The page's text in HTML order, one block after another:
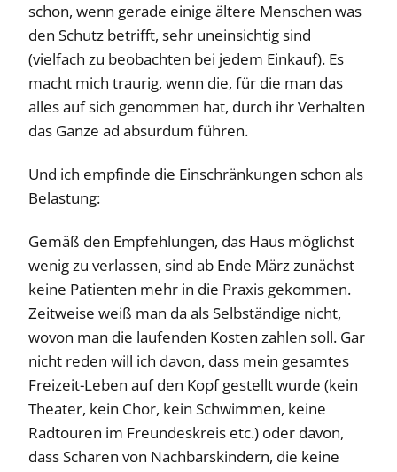
schon, wenn gerade einige ältere Menschen was
den Schutz betrifft, sehr uneinsichtig sind
(vielfach zu beobachten bei jedem Einkauf). Es
macht mich traurig, wenn die, für die man das
alles auf sich genommen hat, durch ihr Verhalten
das Ganze ad absurdum führen.
Und ich empfinde die Einschränkungen schon als
Belastung:
Gemäß den Empfehlungen, das Haus möglichst
wenig zu verlassen, sind ab Ende März zunächst
keine Patienten mehr in die Praxis gekommen.
Zeitweise weiß man da als Selbständige nicht,
wovon man die laufenden Kosten zahlen soll. Gar
nicht reden will ich davon, dass mein gesamtes
Freizeit-Leben auf den Kopf gestellt wurde (kein
Theater, kein Chor, kein Schwimmen, keine
Radtouren im Freundeskreis etc.) oder davon,
dass Scharen von Nachbarskindern, die keine